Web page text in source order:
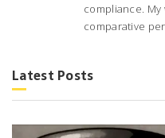
compliance. My
comparative
Latest Posts